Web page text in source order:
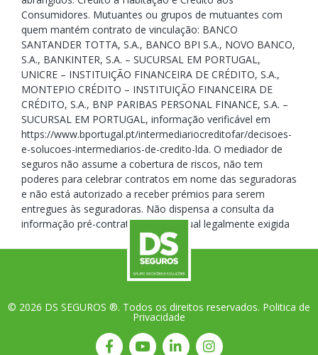
Consumidores. Mutuantes ou grupos de mutuantes com
quem mantém contrato de vinculação: BANCO
SANTANDER TOTTA, S.A., BANCO BPI S.A., NOVO BANCO,
S.A., BANKINTER, S.A. – SUCURSAL EM PORTUGAL,
UNICRE – INSTITUIÇÃO FINANCEIRA DE CRÉDITO, S.A.,
MONTEPIO CRÉDITO – INSTITUIÇÃO FINANCEIRA DE
CRÉDITO, S.A., BNP PARIBAS PERSONAL FINANCE, S.A. –
SUCURSAL EM PORTUGAL, informação verificável em
https://www.bportugal.pt/intermediariocreditofar/decisoes-
e-solucoes-intermediarios-de-credito-lda. O mediador de
seguros não assume a cobertura de riscos, não tem
poderes para celebrar contratos em nome das seguradoras
e não está autorizado a receber prémios para serem
entregues às seguradoras. Não dispensa a consulta da
informação pré-contratual e contratual legalmente exigida
© 2026 DS SEGUROS ®. Todos os direitos reservados. Politica de
Privacidade